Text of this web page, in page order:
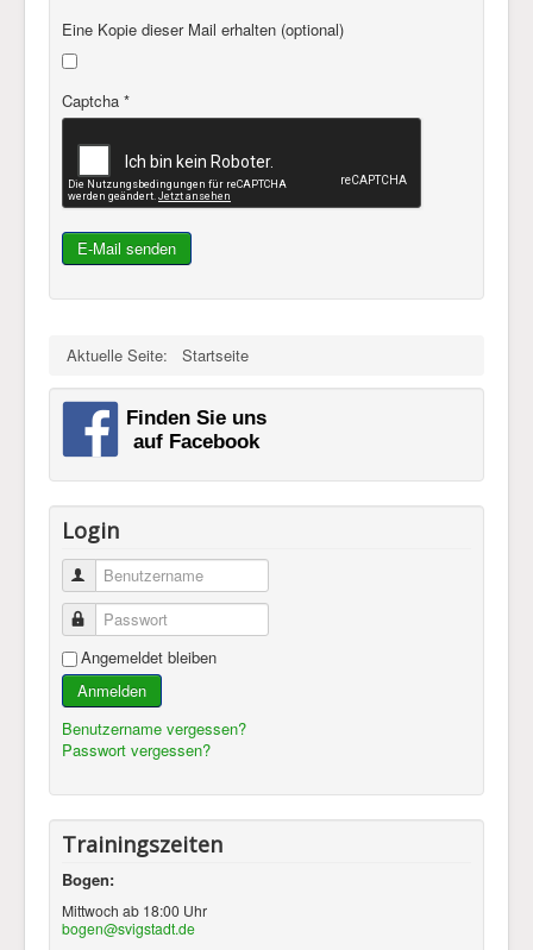
Eine Kopie dieser Mail erhalten (optional)
Captcha *
E-Mail senden
Aktuelle Seite: Startseite
Login
Benutzername
Passwort
Angemeldet bleiben
Anmelden
Benutzername vergessen?
Passwort vergessen?
Trainingszeiten
Bogen:
Mittwoch ab 18:00 Uhr
bogen@svigstadt.de